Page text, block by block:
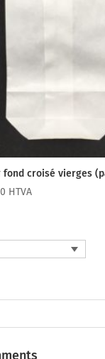
fond croisé vierges
Plage
€38,00
à
HTVA